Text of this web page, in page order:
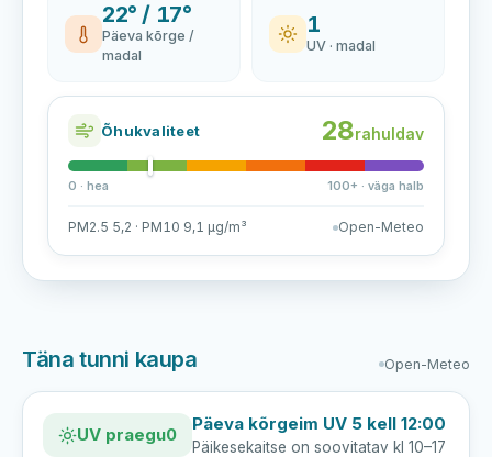
22° / 17°
Päeva kõrge /
madal
1
UV · madal
Õhukvaliteet 28rahuldav
0 · hea 100+ · väga halb
PM2.5 5,2 · PM10 9,1 µg/m³ Open-Meteo
Täna tunni kaupa Open-Meteo
UV praegu0
Päeva kõrgeim UV 5 kell 12:00
Päikesekaitse on soovitatav kl 10–17